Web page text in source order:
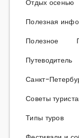
Отдых осенью
Полезная
Полезное
Путеводитель
Санкт-
Советы
Типы туров